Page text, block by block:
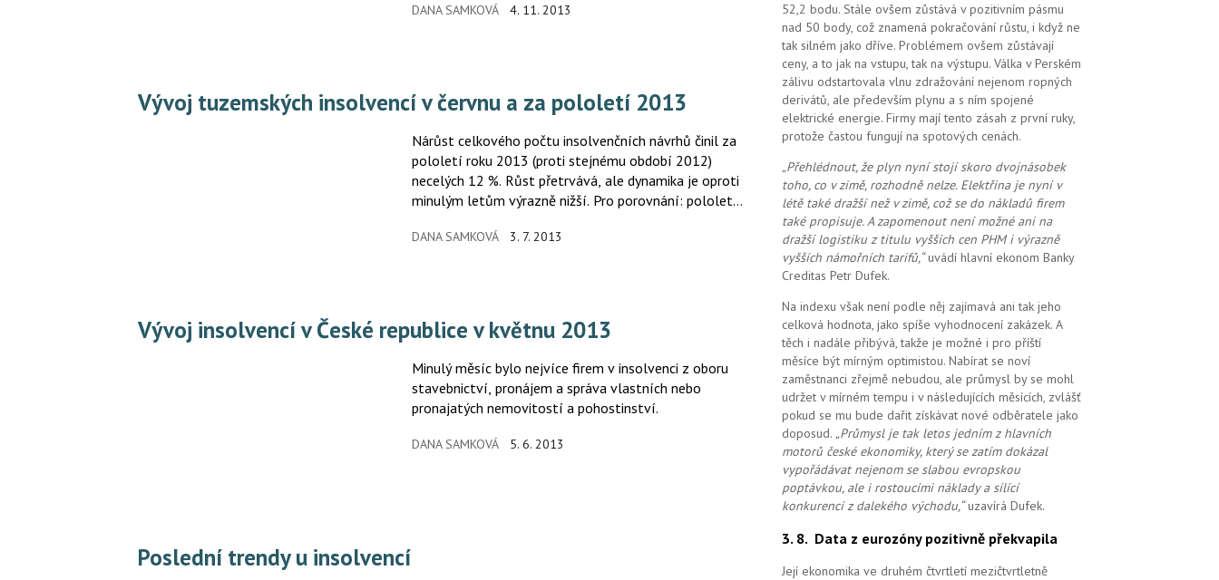
DANA SAMKOVÁ 4. 11. 2013
Vývoj tuzemských insolvencí v červnu a za pololetí 2013
Nárůst celkového počtu insolvenčních návrhů činil za
pololetí roku 2013 (proti stejnému období 2012)
necelých 12 %. Růst přetrvává, ale dynamika je oproti
minulým letům výrazně nižší. Pro porovnání: pololetní
% a 2011/2010 dokonce 56 %.
DANA SAMKOVÁ 3. 7. 2013
Vývoj insolvencí v České republice v květnu 2013
Minulý měsíc bylo nejvíce firem v insolvenci z oboru
stavebnictví, pronájem a správa vlastních nebo
pronajatých nemovitostí a pohostinství.
DANA SAMKOVÁ 5. 6. 2013
Poslední trendy u insolvencí
52,2 bodu. Stále ovšem zůstává v pozitivním pásmu
nad 50 body, což znamená pokračování růstu, i když ne
tak silném jako dříve. Problémem ovšem zůstávají
ceny, a to jak na vstupu, tak na výstupu. Válka v Perském
zálivu odstartovala vlnu zdražování nejenom ropných
derivátů, ale především plynu a s ním spojené
elektrické energie. Firmy mají tento zásah z první ruky,
protože častou fungují na spotových cenách.
„Přehlédnout, že plyn nyní stojí skoro dvojnásobek
toho, co v zimě, rozhodně nelze. Elektřina je nyní v
létě také dražší než v zimě, což se do nákladů firem
také propisuje. A zapomenout není možnéani na
dražší logistiku z titulu vyšších cen PHM i výrazně
vyšších námořních tarifů,“uvádí hlavní ekonom Banky
Creditas Petr Dufek.
Na indexu však není podle něj zajímavá ani tak jeho
celková hodnota, jako spíše vyhodnocení zakázek. A
těch i nadále přibývá, takže je možné i pro příští
měsíce být mírným optimistou. Nabírat se noví
zaměstnanci zřejmě nebudou, ale průmysl by se mohl
udržet v mírném tempu i v následujících měsících, zvlášť
pokud se mu bude dařit získávat nové odběratele jako
doposud. „Průmysl je tak letos jedním z hlavních
motorů české ekonomiky, který se zatím dokázal
vypořádávat nejenom se slabou evropskou
poptávkou, ale i rostoucími náklady a sílící
konkurencí z dalekého východu,“uzavírá Dufek.
3. 8. Data z eurozóny pozitivně překvapila
Její ekonomika ve druhém čtvrtletí mezičtvrtletně